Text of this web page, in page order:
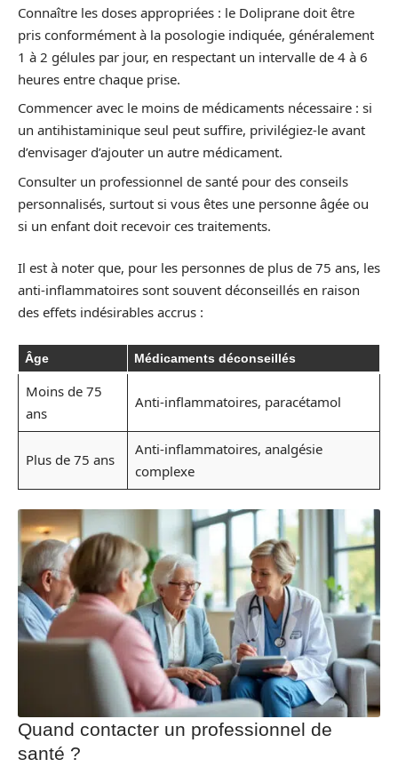
Connaître les doses appropriées : le Doliprane doit être
pris conformément à la posologie indiquée, généralement
1 à 2 gélules par jour, en respectant un intervalle de 4 à 6
heures entre chaque prise.
Commencer avec le moins de médicaments nécessaire : si
un antihistaminique seul peut suffire, privilégiez-le avant
d’envisager d’ajouter un autre médicament.
Consulter un professionnel de santé pour des conseils
personnalisés, surtout si vous êtes une personne âgée ou
si un enfant doit recevoir ces traitements.
Il est à noter que, pour les personnes de plus de 75 ans, les
anti-inflammatoires sont souvent déconseillés en raison
des effets indésirables accrus :
Âge Médicaments déconseillés
Moins de 75
ans
Anti-inflammatoires, paracétamol
Plus de 75 ans
Anti-inflammatoires, analgésie
complexe
Quand contacter un professionnel de
santé ?